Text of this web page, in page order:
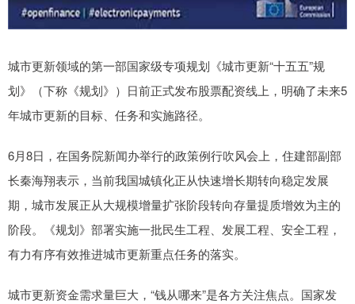
城市更新领域的第一部国家级专项规划《城市更新“十五五”规
划》（下称《规划》）日前正式发布股票配资线上，明确了未来5
年城市更新的目标、任务和实施路径。
6月8日，在国务院新闻办举行的政策例行吹风会上，住建部副部
长秦海翔表示，当前我国城镇化正从快速增长期转向稳定发展
期，城市发展正从大规模增量扩张阶段转向存量提质增效为主的
阶段。《规划》部署实施一批民生工程、发展工程、安全工程，
有力有序有效推进城市更新重点任务的落实。
城市更新资金需求量巨大，“钱从哪来”是各方关注焦点。国家发